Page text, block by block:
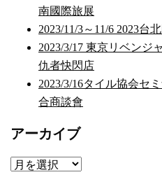
南國際旅展
2023/11/3～11/6 2023
2023/3/17 東京リベン
仇者快閃店
2023/3/16タイル協会セ
合商談會
アーカイブ
ア